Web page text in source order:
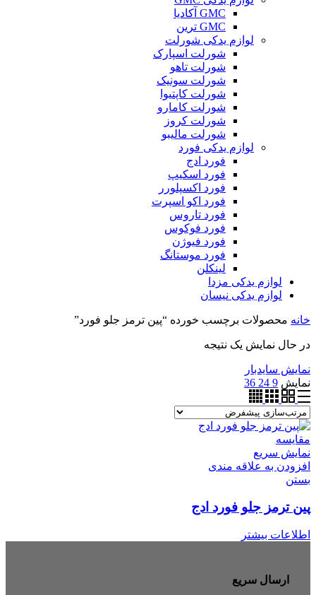
GMC آکادیا
GMC ترین
لوازم یدکی شورلت
شورلت اسپارک
شورلت تاهو
شورلت سونیک
شورلت کاپتیوا
شورلت کامارو
شورلت کروز
شورلت مالیبو
لوازم یدکی فورد
فورد ادج
فورد اسکیپ
فورد اکسپلورر
فورد اکو اسپرت
فورد تاروس
فورد فوکوس
فورد فیوژن
فورد موستانگ
لینکلن
لوازم یدکی مزدا
لوازم یدکی نیسان
خانه محصولات برچسب خورده “پین ترمز جلو فورد”
در حال نمایش یک نتیجه
نمایش سایدبار
نمایش 9
24
36
مقایسه
نمایش سریع
افزودن به علاقه مندی
بستن
پین ترمز جلو فورد ادج
اطلاعات بیشتر
ارسال سریع